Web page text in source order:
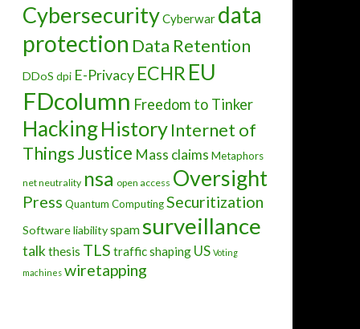
datawaakhonden de AVG niet oprekken
CybersecurityCyberwar data
protection Data Retention
DDoS dpi E-Privacy ECHR EU
FDcolumn Freedom to Tinker
HackingHistoryInternet of
ThingsJustice Mass claims Metaphors
net neutrality nsa open access Oversight
Press Quantum ComputingSecuritization
Software liabilityspamsurveillance
talk thesis TLS traffic shaping US Voting
machines wiretapping